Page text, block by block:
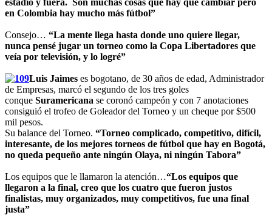
en Colombia hay mucho más fútbol”
Consejo… “La mente llega hasta donde uno quiere llegar,
nunca pensé jugar un torneo como la Copa Libertadores que
veía por televisión, y lo logré”
Luis Jaimes es bogotano, de 30 años de edad, Administrador
de Empresas, marcó el segundo de los tres goles
conque Suramericana se coronó campeón y con 7 anotaciones
consiguió el trofeo de Goleador del Torneo y un cheque por $500
mil pesos.
Su balance del Torneo. “Torneo complicado, competitivo, difícil,
interesante, de los mejores torneos de fútbol que hay en Bogotá,
no queda pequeño ante ningún Olaya, ni ningún Tabora”
Los equipos que le llamaron la atención…“Los equipos que
llegaron a la final, creo que los cuatro que fueron justos
finalistas, muy organizados, muy competitivos, fue una final
justa”